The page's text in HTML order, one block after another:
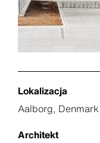
Lokalizacja
Aalborg, Denmark
Architekt